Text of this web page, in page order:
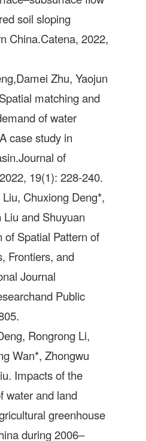
soil sloping
China.Catena, 2022,
Zhu, Yaojun
matching and
of water
case study in
of
19(1): 228-240.
Chuxiong Deng*,
and Shuyuan
Spatial Pattern of
Frontiers, and
Journal
Public
Rongrong Li,
Wan*, Zhongwu
Impacts of the
water and land
greenhouse
during 2006–